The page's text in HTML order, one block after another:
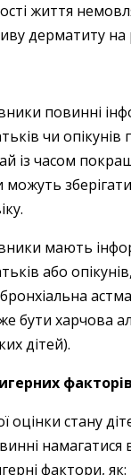
життя
дерматиту на
повинні
чи
із часом
мають
або
бути харчова
дітей).
оцінки стану
намагатися
фактори, як: